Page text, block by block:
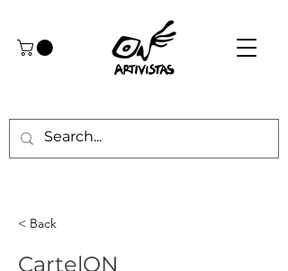
< Back
CartelON